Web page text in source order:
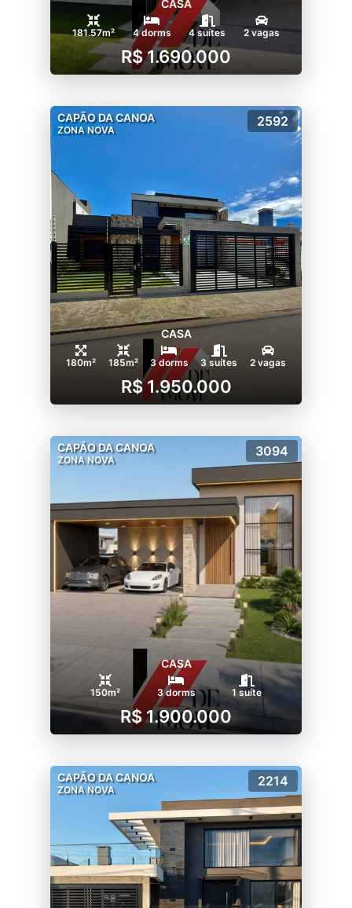
CASA
181.57m² 4 dorms 4 suítes 2 vagas
R$ 1.690.000
CAPÃO DA CANOA
ZONA NOVA
2592
CASA
180m² 185m² 3 dorms 3 suítes 2 vagas
R$ 1.950.000
CAPÃO DA CANOA
ZONA NOVA
3094
CASA
150m² 3 dorms 1 suíte
R$ 1.900.000
CAPÃO DA CANOA
ZONA NOVA
2214